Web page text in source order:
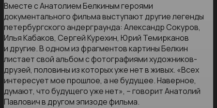
Вместе с Анатолием Белкиным героями
документального фильма выступают другие легенды
петербургского андерграунда: Александр Сокуров,
Илья Кабаков, Сергей Курехин, Юрий Темирканов
и другие. В одном из фрагментов картины Белкин
листает свой альбом с фотографиями художников-
друзей, половины из которых уже нет в живых. «Всех
интересует мое прошлое, а не будущее. Наверное,
думают, что будущего уже нет», – говорит Анатолий
Павлович в другом эпизоде фильма.